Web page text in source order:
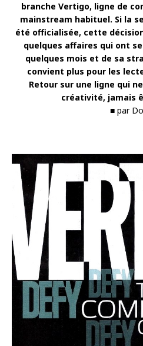
branche Vertigo, ligne de
mainstream habituel. Si la
été officialisée, cette
quelques affaires qui ont
quelques mois et de sa
convient plus pour les
Retour sur une ligne qui
créativité, jamais
■ par